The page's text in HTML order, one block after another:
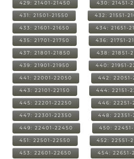
429: 21401-21450 430: 21451-
431: 21501-21550 432: 21551-
433: 21601-21650 434: 21651-
435: 21701-21750 436: 21751-
437: 21801-21850 438: 21851-
439: 21901-21950 440: 21951-
441: 22001-22050 442: 22051-
443: 22101-22150 444: 22151-
445: 22201-22250 446: 22251-
447: 22301-22350 448: 22351-
449: 22401-22450 450:
451: 22501-22550 452: 22551-
453: 22601-22650 454: 22651-